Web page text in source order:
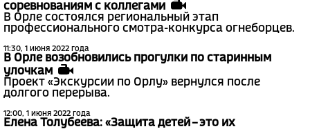
соревнованиям с коллегами
В Орле состоялся региональный этап
профессионального смотра-конкурса огнеборцев.
11:30, 1 июня 2022 года
В Орле возобновились прогулки по старинным
улочкам
Проект «Экскурсии по Орлу» вернулся после
долгого перерыва.
12:00, 1 июня 2022 года
Елена Толубеева: «Защита детей – это их